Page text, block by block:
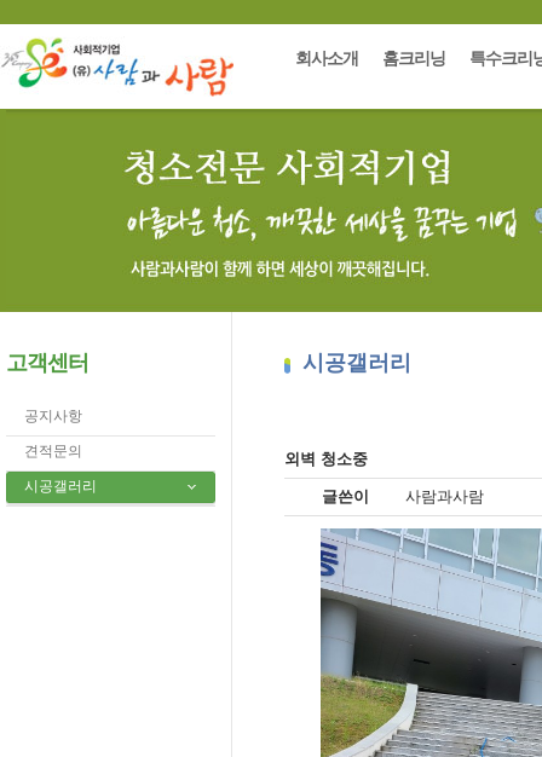
회사소개 홈크리닝 특수크리
고객센터
공지사항
견적문의
시공갤러리
시공갤러리
외벽 청소중
글쓴이 사람과사람